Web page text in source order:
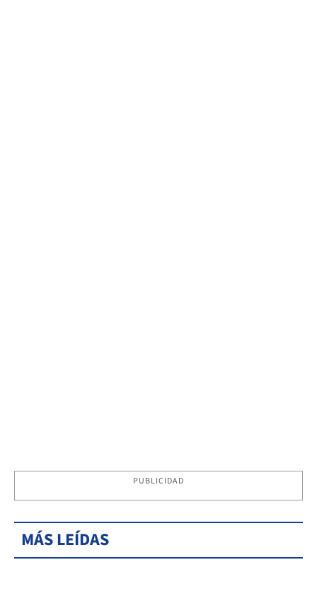
PUBLICIDAD
MÁS LEÍDAS